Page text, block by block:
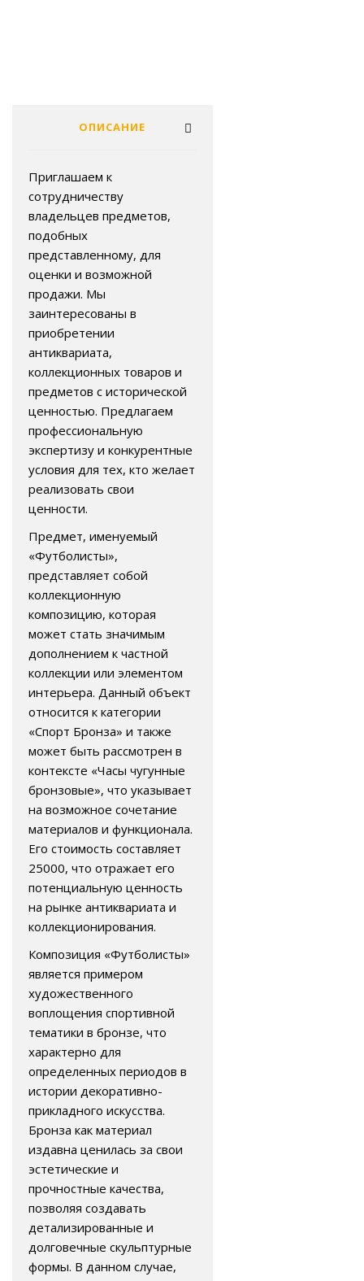
ОПИСАНИЕ
Приглашаем к
сотрудничеству
владельцев предметов,
подобных
представленному, для
оценки и возможной
продажи. Мы
заинтересованы в
приобретении
антиквариата,
коллекционных товаров и
предметов с исторической
ценностью. Предлагаем
профессиональную
экспертизу и конкурентные
условия для тех, кто желает
реализовать свои
ценности.
Предмет, именуемый
«Футболисты»,
представляет собой
коллекционную
композицию, которая
может стать значимым
дополнением к частной
коллекции или элементом
интерьера. Данный объект
относится к категории
«Спорт Бронза» и также
может быть рассмотрен в
контексте «Часы чугунные
бронзовые», что указывает
на возможное сочетание
материалов и функционала.
Его стоимость составляет
25000, что отражает его
потенциальную ценность
на рынке антиквариата и
коллекционирования.
Композиция «Футболисты»
является примером
художественного
воплощения спортивной
тематики в бронзе, что
характерно для
определенных периодов в
истории декоративно-
прикладного искусства.
Бронза как материал
издавна ценилась за свои
эстетические и
прочностные качества,
позволяя создавать
детализированные и
долговечные скульптурные
формы. В данном случае,